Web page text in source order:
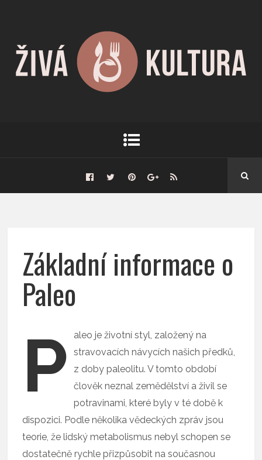
Základní informace o
Paleo
P
aleo je životní styl, založený na
stravovacích návycích našich předků,
z doby paleolitu. V tomto období
člověk neznal zemědělství a živil se
potravinami, které byly v té době k
dispozici. Podle několika vědeckých zpráv jsou
teorie, že lidský metabolismus nebyl schopen se
dostatečně rychle přizpůsobit na současnou